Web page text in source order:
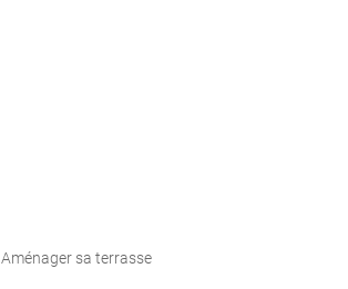
Aménager sa terrasse